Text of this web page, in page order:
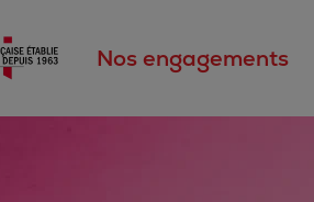
Nos engagements